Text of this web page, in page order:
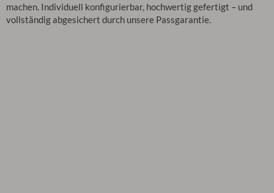
machen. Individuell konfigurierbar, hochwertig gefertigt – und
vollständig abgesichert durch unsere Passgarantie.